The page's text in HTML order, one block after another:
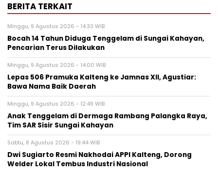
BERITA TERKAIT
Minggu, 9 Agustus 2026 - 14:33 WIB
Bocah 14 Tahun Diduga Tenggelam di Sungai Kahayan,
Pencarian Terus Dilakukan
Minggu, 9 Agustus 2026 - 14:00 WIB
Lepas 506 Pramuka Kalteng ke Jamnas XII, Agustiar:
Bawa Nama Baik Daerah
Minggu, 9 Agustus 2026 - 12:49 WIB
Anak Tenggelam di Dermaga Rambang Palangka Raya,
Tim SAR Sisir Sungai Kahayan
Sabtu, 8 Agustus 2026 - 19:44 WIB
Dwi Sugiarto Resmi Nakhodai APPI Kalteng, Dorong
Welder Lokal Tembus Industri Nasional